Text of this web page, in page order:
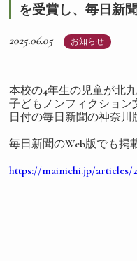
を受賞し、毎日新
2025.06.05 お知らせ
本校の4年生の児童が北
子どもノンフィクション
日付の毎日新聞の神奈川
毎日新聞のWeb版でも掲
https://mainichi.jp/articles/